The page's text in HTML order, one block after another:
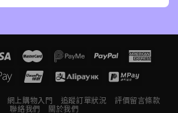
網上購物入門 追蹤訂單狀況
評價留言條款
聯絡我們
關於我們